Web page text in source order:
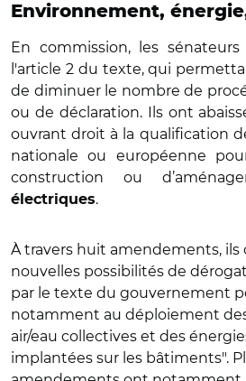
Environnement,
En commission, les
l'article 2 du texte, qui
de diminuer le nombre de
ou de déclaration. Ils ont
ouvrant droit à la qualification
nationale ou européenne
construction ou
électriques.
À travers huit amendements,
nouvelles possibilités de
par le texte du gouvernement
notamment au déploiement
air/eau collectives et des
implantées sur les bâtiments".